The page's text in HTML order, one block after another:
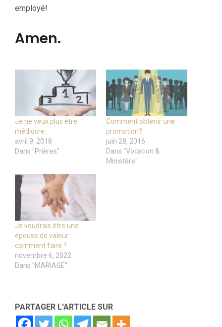
employé!
Amen.
Je ne veux plus être
médiocre.
avril 9, 2018
Dans "Prières"
Comment obtenir une
promotion?
juin 28, 2016
Dans "Vocation &
Ministère"
Je voudrais être une
épouse de valeur :
comment faire ?
novembre 6, 2022
Dans "MARIAGE"
PARTAGER L'ARTICLE SUR